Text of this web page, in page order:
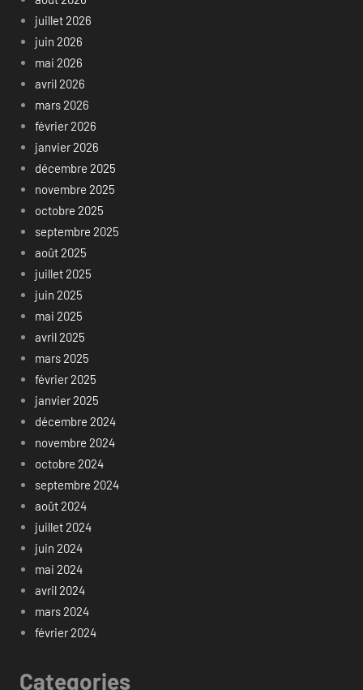
juillet 2026
juin 2026
mai 2026
avril 2026
mars 2026
février 2026
janvier 2026
décembre 2025
novembre 2025
octobre 2025
septembre 2025
août 2025
juillet 2025
juin 2025
mai 2025
avril 2025
mars 2025
février 2025
janvier 2025
décembre 2024
novembre 2024
octobre 2024
septembre 2024
août 2024
juillet 2024
juin 2024
mai 2024
avril 2024
mars 2024
février 2024
Categories